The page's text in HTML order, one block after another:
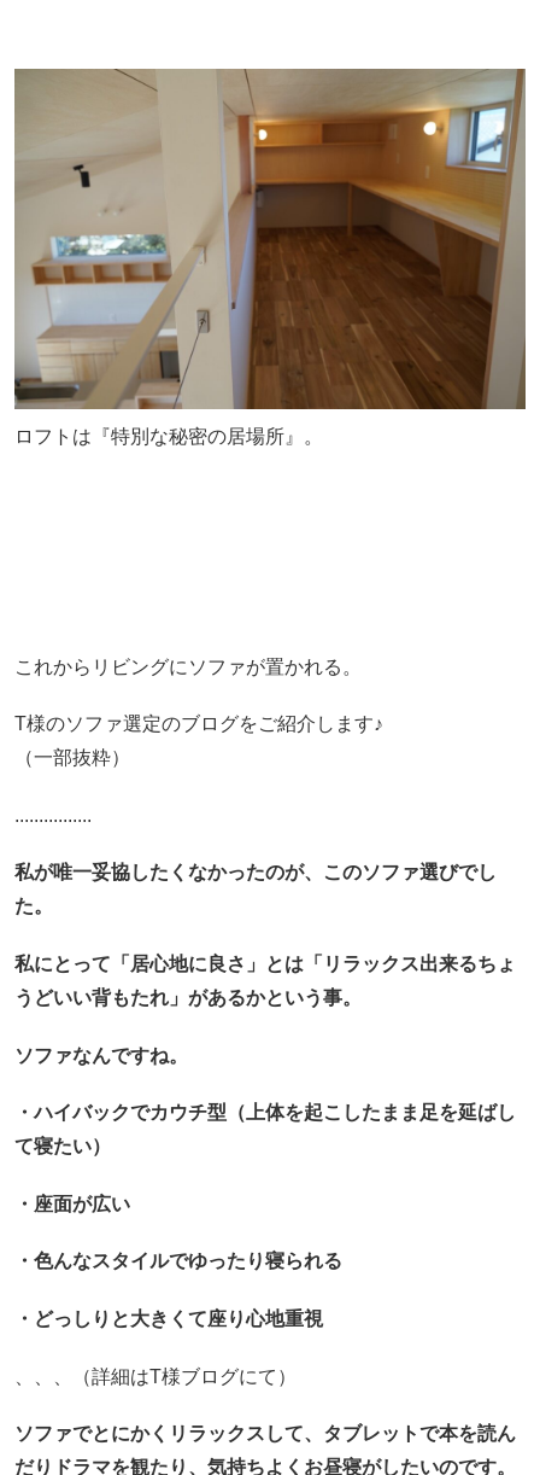
ロフトは『特別な秘密の居場所』。
これからリビングにソファが置かれる。
T様のソファ選定のブログをご紹介します♪
（一部抜粋）
................
私が唯一妥協したくなかったのが、このソファ選びでし
た。
私にとって「居心地に良さ」とは「リラックス出来るちょ
うどいい背もたれ」があるかという事。
ソファなんですね。
・ハイバックでカウチ型（上体を起こしたまま足を延ばし
て寝たい）
・座面が広い
・色んなスタイルでゆったり寝られる
・どっしりと大きくて座り心地重視
、、、（詳細はT様ブログにて）
ソファでとにかくリラックスして、タブレットで本を読ん
だりドラマを観たり、気持ちよくお昼寝がしたいのです。